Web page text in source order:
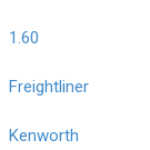
1.60
Freightliner
Kenworth